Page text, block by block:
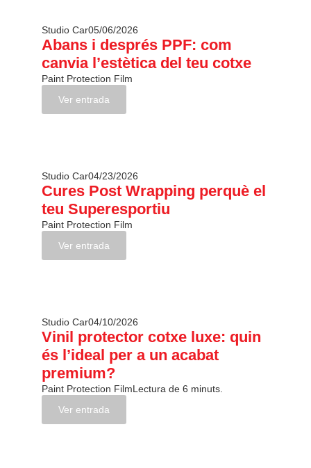
Studio Car05/06/2026
Abans i després PPF: com
canvia l’estètica del teu cotxe
Paint Protection Film
Ver entrada
Studio Car04/23/2026
Cures Post Wrapping perquè el
teu Superesportiu
Paint Protection Film
Ver entrada
Studio Car04/10/2026
Vinil protector cotxe luxe: quin
és l’ideal per a un acabat
premium?
Paint Protection FilmLectura de 6 minuts.
Ver entrada